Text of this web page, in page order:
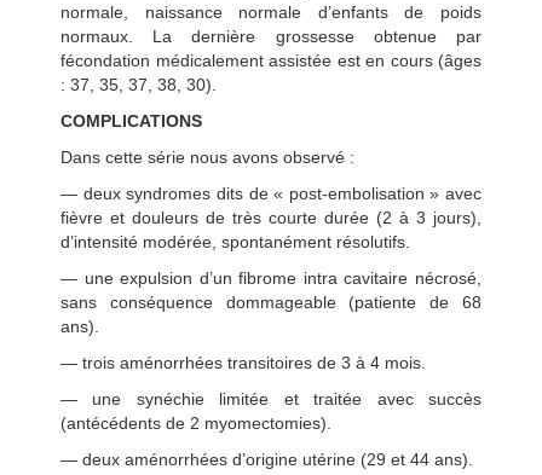
normale, naissance normale d’enfants de poids
normaux. La dernière grossesse obtenue par
fécondation médicalement assistée est en cours (âges
: 37, 35, 37, 38, 30).
COMPLICATIONS
Dans cette série nous avons observé :
— deux syndromes dits de « post-embolisation » avec
fièvre et douleurs de très courte durée (2 à 3 jours),
d’intensité modérée, spontanément résolutifs.
— une expulsion d’un fibrome intra cavitaire nécrosé,
sans conséquence dommageable (patiente de 68
ans).
— trois aménorrhées transitoires de 3 à 4 mois.
— une synéchie limitée et traitée avec succès
(antécédents de 2 myomectomies).
— deux aménorrhées d’origine utérine (29 et 44 ans).